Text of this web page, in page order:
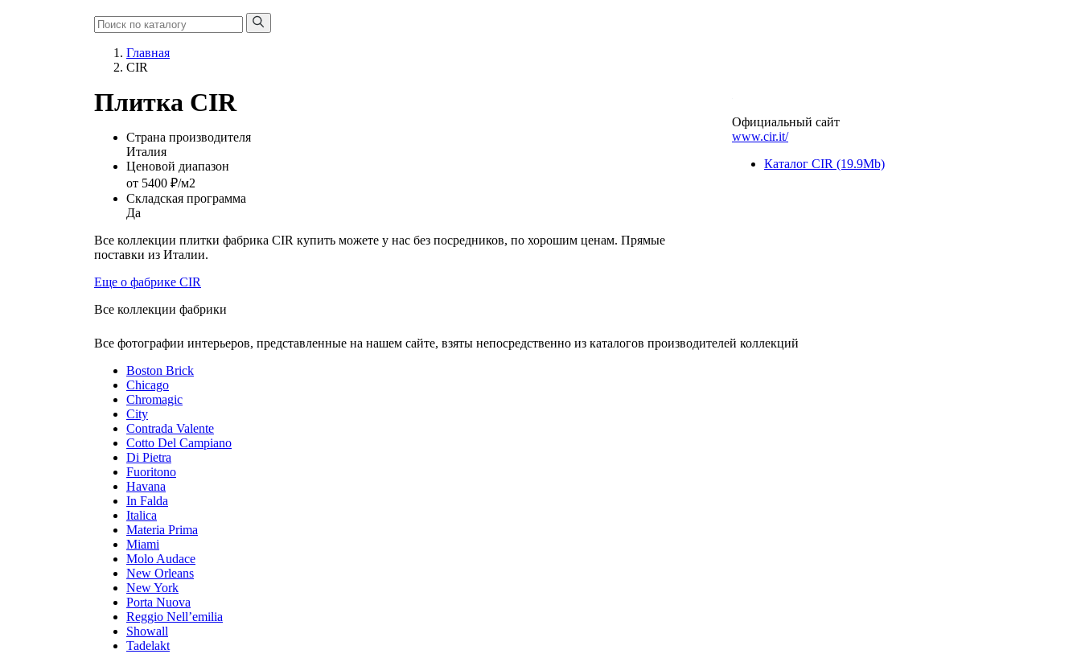
Главная
CIR
Плитка CIR
Страна производителя
Италия
Ценовой диапазон
от 5400 ₽/м2
Складская программа
Да
Все коллекции плитки фабрика CIR купить можете у нас без посредников, по хорошим ценам. Прямые
поставки из Италии.
Еще о фабрике CIR
Официальный сайт
www.cir.it/
Каталог CIR (19.9Mb)
Все коллекции фабрики
Все фотографии интерьеров, представленные на нашем сайте, взяты непосредственно из каталогов производителей коллекций
Boston Brick
Chicago
Chromagic
City
Contrada Valente
Cotto Del Campiano
Di Pietra
Fuoritono
Havana
In Falda
Italica
Materia Prima
Miami
Molo Audace
New Orleans
New York
Porta Nuova
Reggio Nell’emilia
Showall
Tadelakt